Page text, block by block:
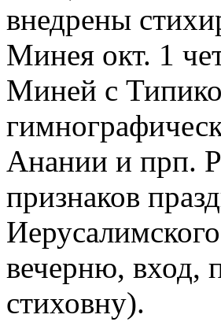
внедрены
Минея окт. 1
Миней с
Анании и прп.
признаков
вечерню, вход,
стиховну).